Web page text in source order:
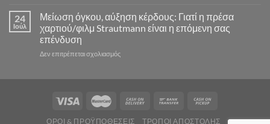
βιοδιασπώμενα
για
σωστά
και
σιγουριά!
επιλέξετε
το
μηχάνημα
24
Ιούλ
Μείωση όγκου, αύξηση κέρδους: Γιατί η πρέσα
χαρτιού/φιλμ Strautmann είναι η επόμενη σας
επένδυση
Δεν επιτρέπεται σχολιασμόςστο
Γιατί
ΌΡΟΙ & ΠΡΟΫΠΟΘΈΣΕΙΣ ΤΡΌΠΟΙ ΑΠΟΣΤΟΛΉΣ